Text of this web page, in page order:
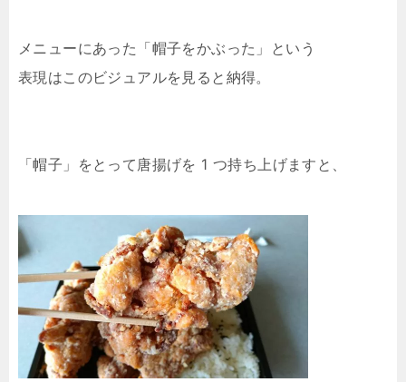
メニューにあった「帽子をかぶった」という
表現はこのビジュアルを見ると納得。
「帽子」をとって唐揚げを 1 つ持ち上げますと、